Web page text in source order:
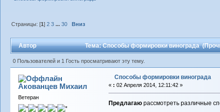
Страницы: [1]2 3 ...30 Вниз
Автор Тема: Способы формировки винограда
0 Пользователей и 1 Гость просматривают эту тему.
Акованцев Михаил
Ветеран
Способы формировки винограда
« : 02 Апреля 2014, 12:11:42 »
Предлагаюрассмотреть различные